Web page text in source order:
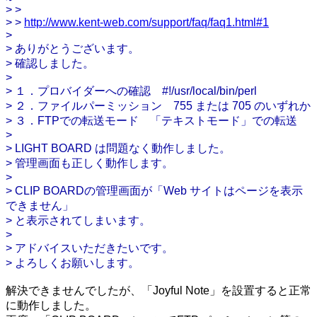
> >
> > http://www.kent-web.com/support/faq/faq1.html#1
>
> ありがとうございます。
> 確認しました。
>
> １．プロバイダーへの確認 #!/usr/local/bin/perl
> ２．ファイルパーミッション 755 または 705 のいずれか
> ３．FTPでの転送モード 「テキストモード」での転送
>
> LIGHT BOARD は問題なく動作しました。
> 管理画面も正しく動作します。
>
> CLIP BOARDの管理画面が「Web サイトはページを表示
できません」
> と表示されてしまいます。
>
> アドバイスいただきたいです。
> よろしくお願いします。
解決できませんでしたが、「Joyful Note」を設置すると正常
に動作しました。